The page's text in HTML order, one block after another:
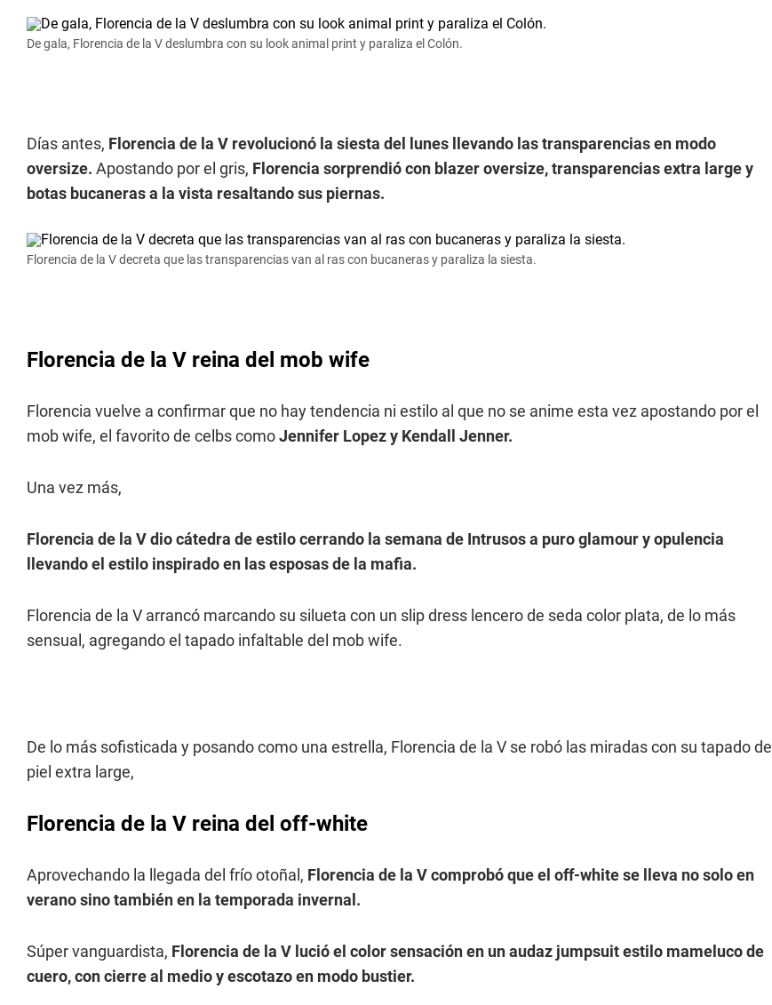
De gala, Florencia de la V deslumbra con su look animal print y paraliza el Colón.
Días antes, Florencia de la V revolucionó la siesta del lunes llevando las transparencias en modo
oversize. Apostando por el gris, Florencia sorprendió con blazer oversize, transparencias extra large y
botas bucaneras a la vista resaltando sus piernas.
Florencia de la V decreta que las transparencias van al ras con bucaneras y paraliza la siesta.
Florencia de la V reina del mob wife
Florencia vuelve a confirmar que no hay tendencia ni estilo al que no se anime esta vez apostando por el
mob wife, el favorito de celbs comoJennifer Lopez y Kendall Jenner.
Una vez más,
Florencia de la V dio cátedra de estilo cerrando la semana de Intrusos a puro glamour y opulencia
llevando el estilo inspirado en las esposas de la mafia.
Florencia de la V arrancó marcando su silueta con un slip dress lencero de seda color plata, de lo más
sensual, agregando el tapado infaltable del mob wife.
De lo más sofisticada y posando como una estrella, Florencia de la V se robó las miradas con su tapado de
piel extra large,
Florencia de la V reina del off-white
Aprovechando la llegada del frío otoñal, Florencia de la V comprobó que el off-white se lleva no solo en
verano sino también en la temporada invernal.
Súper vanguardista, Florencia de la V lució el color sensación en un audaz jumpsuit estilo mameluco de
cuero, con cierre al medio y escotazo en modo bustier.